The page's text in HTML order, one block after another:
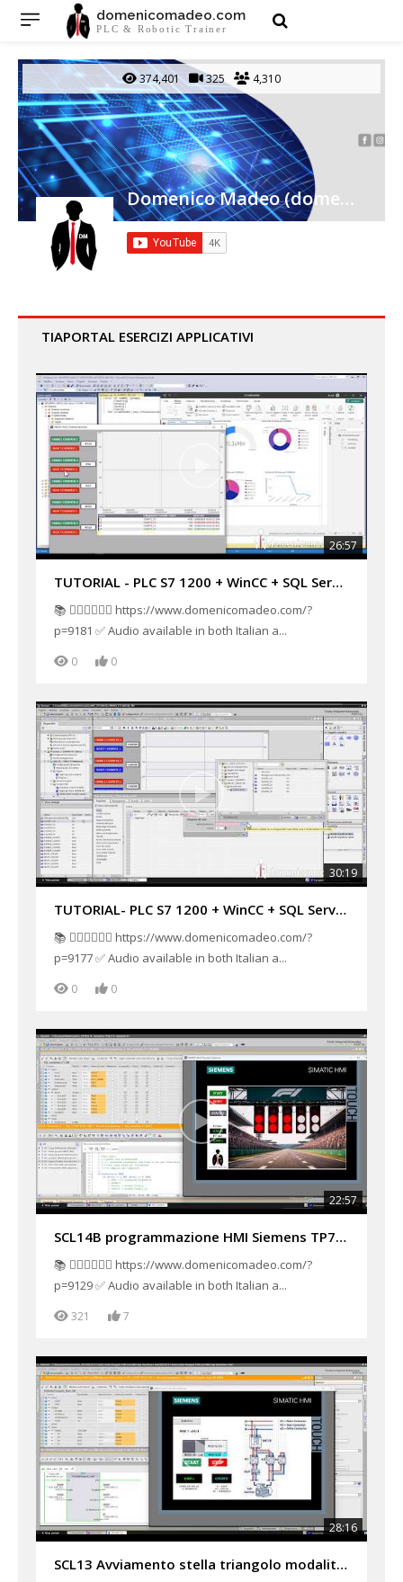
domenicomadeo.com
PLC & Robotic Trainer
374,401 325 4,310
Domenico Madeo (domenicomadeo_com)
TIAPORTAL ESERCIZI APPLICATIVI
26:57
TUTORIAL - PLC S7 1200 + WinCC + SQL Server + Power BI SCADA e Dashboard real time industriale Part2
📚 👉🏻👉🏻👉🏻 https://www.domenicomadeo.com/?
p=9181 ✅ Audio available in both Italian a...
0 0
30:19
TUTORIAL- PLC S7 1200 + WinCC + SQL Server + Power BI SCADA e Dashboard real time industriale Part1
📚 👉🏻👉🏻👉🏻 https://www.domenicomadeo.com/?
p=9177 ✅ Audio available in both Italian a...
0 0
22:57
SCL14B programmazione HMI Siemens TP700 per Semaforo F1 con Elenchi testi, visibilità, conformazione
📚 👉🏻👉🏻👉🏻 https://www.domenicomadeo.com/?
p=9129 ✅ Audio available in both Italian a...
321 7
28:16
SCL13 Avviamento stella triangolo modalità macchina a stati PLC Siemens in Tia Portal V21 con HMI p2